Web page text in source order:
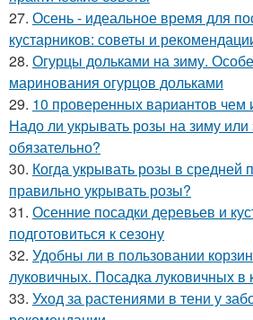
27. Осень - идеальное время для
кустарников: советы и
28. Огурцы дольками на зиму.
маринования огурцов дольками
29. 10 проверенных вариантов чем
Надо ли укрывать розы на зиму или
обязательно?
30. Когда укрывать розы в средней
правильно укрывать розы?
31. Осенние посадки деревьев и
подготовиться к сезону
32. Удобны ли в пользовании
луковичных. Посадка луковичных в
33. Уход за растениями в тени у